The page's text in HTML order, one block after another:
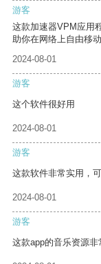
游客
这款加速器VPM应用
助你在网络上自由移动
2024-08-01
游客
这个软件很好用
2024-08-01
游客
这款软件非常实用，
2024-08-01
游客
这款app的音乐资源非